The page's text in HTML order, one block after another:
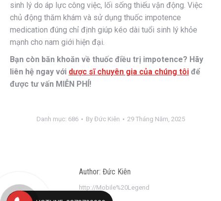
sinh lý do áp lực công việc, lối sống thiếu vận động. Việc
chủ động thăm khám và sử dụng thuốc impotence
medication đúng chỉ định giúp kéo dài tuổi sinh lý khỏe
mạnh cho nam giới hiện đại.
Bạn còn băn khoăn về thuốc điều trị impotence? Hãy
liên hệ ngay với dược sĩ chuyên gia của chúng tôi để
được tư vấn MIỄN PHÍ!
Danh mục: 686 By Đức Kiên 29 Tháng Năm, 2025
Author: Đức Kiên
http://Mobile%20Legend